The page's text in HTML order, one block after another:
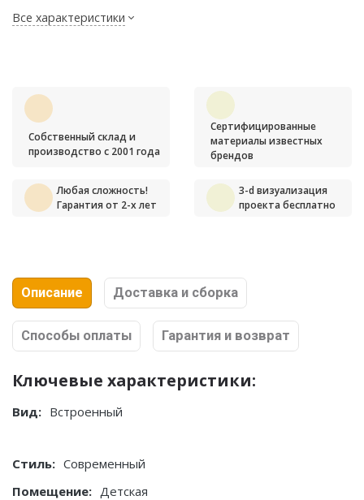
Все характеристики
Собственный склад и
производство с 2001 года
Сертифицированные
материалы известных
брендов
Любая сложность!
Гарантия от 2-х лет
3-d визуализация
проекта бесплатно
Описание Доставка и сборка
Способы оплаты Гарантия и возврат
Ключевые характеристики:
Вид: Встроенный
Стиль: Современный
Помещение: Детская